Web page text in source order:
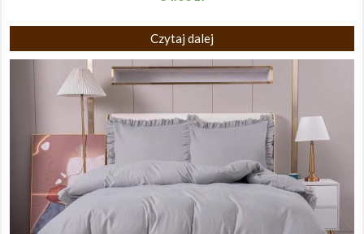
Czytaj dalej